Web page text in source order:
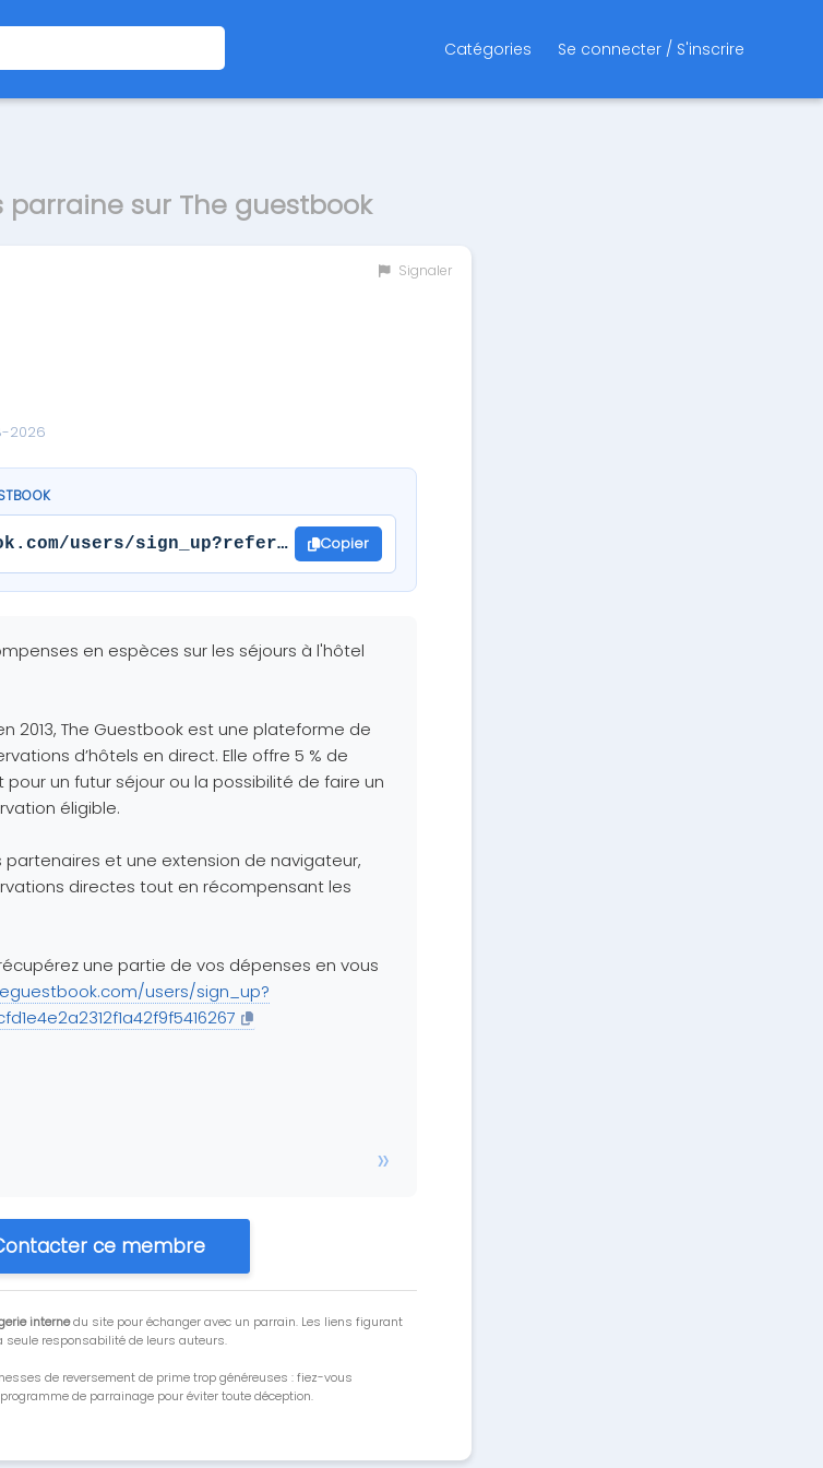
Catégories Se connecter / S'inscrire
parraine sur The guestbook
Signaler
2026
users/sign_up?referral=30db6d18733bcfd1e4e2a2312f1a42f9f5416267
Copier
en espèces sur les séjours à l'hôtel
2013, The Guestbook est une plateforme de
d’hôtels en direct. Elle offre 5 % de
pour un futur séjour ou la possibilité de faire un
éligible.
partenaires et une extension de navigateur,
directes tout en récompensant les
une partie de vos dépenses en vous
users/sign_up?
ce membre
internedu site pour échanger avec un parrain. Les liens figurant
responsabilité de leurs auteurs.
de reversement de prime trop généreuses : fiez-vous
de parrainage pour éviter toute déception.